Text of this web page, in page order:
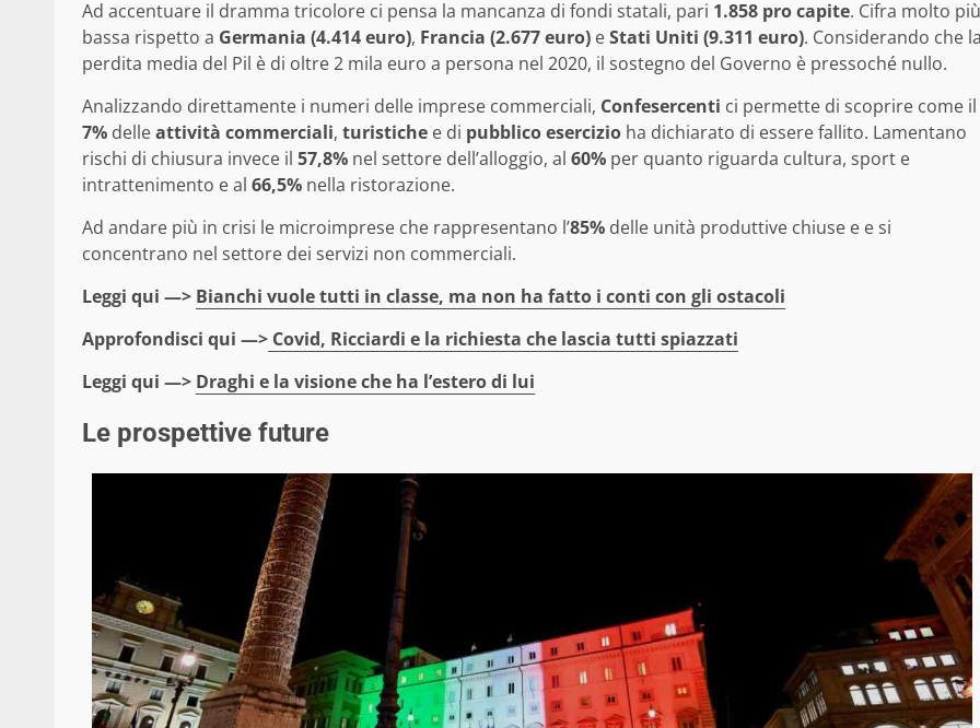
Ad accentuare il dramma tricolore ci pensa la mancanza di fondi statali, pari 1.858 pro capite. Cifra molto più
bassa rispetto a Germania (4.414 euro), Francia (2.677 euro) eStati Uniti (9.311 euro). Considerando che
perdita media del Pil è di oltre 2 mila euro a persona nel 2020, il sostegno del Governo è pressoché nullo.
Analizzando direttamente i numeri delle imprese commerciali, Confesercenti ci permette di scoprire come il
7% delleattività commerciali, turistiche e di pubblico esercizio ha dichiarato di essere fallito. Lamentano
rischi di chiusura invece il 57,8% nel settore dell’alloggio, al 60% per quanto riguarda cultura, sport e
intrattenimento e al 66,5% nella ristorazione.
Ad andare più in crisi le microimprese che rappresentano l’85% delle unità produttive chiuse e e si
concentrano nel settore dei servizi non commerciali.
Leggi qui —> Bianchi vuole tutti in classe, ma non ha fatto i conti con gli ostacoli
Approfondisci qui —> Covid, Ricciardi e la richiesta che lascia tutti spiazzati
Leggi qui —> Draghi e la visione che ha l’estero di lui
Le prospettive future